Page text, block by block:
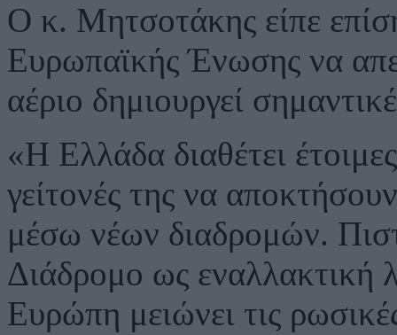
Ο κ. Μητσοτάκης είπε
Ευρωπαϊκής Ένωσης να
αέριο δημιουργεί
«Η Ελλάδα διαθέτει
γείτονές της να
μέσω νέων διαδρομών.
Διάδρομο ως
Ευρώπη μειώνει τις